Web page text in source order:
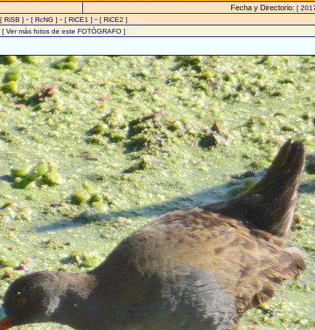
Fecha y Directorio: [
[ RiSB ] - [ RcNG ] - [ RiCE1 ] - [ RiCE2 ]
[ Ver más fotos de este FOTÓGRAFO ]